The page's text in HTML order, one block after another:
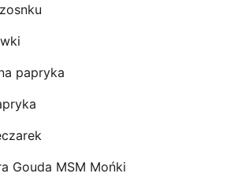
papryka
Gouda MSM Mońki